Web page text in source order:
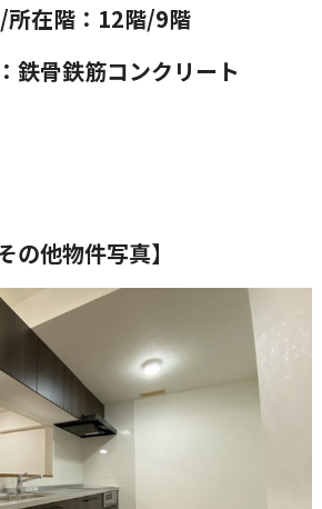
所在階：12階/9階
鉄骨鉄筋コンクリート
その他物件写真】